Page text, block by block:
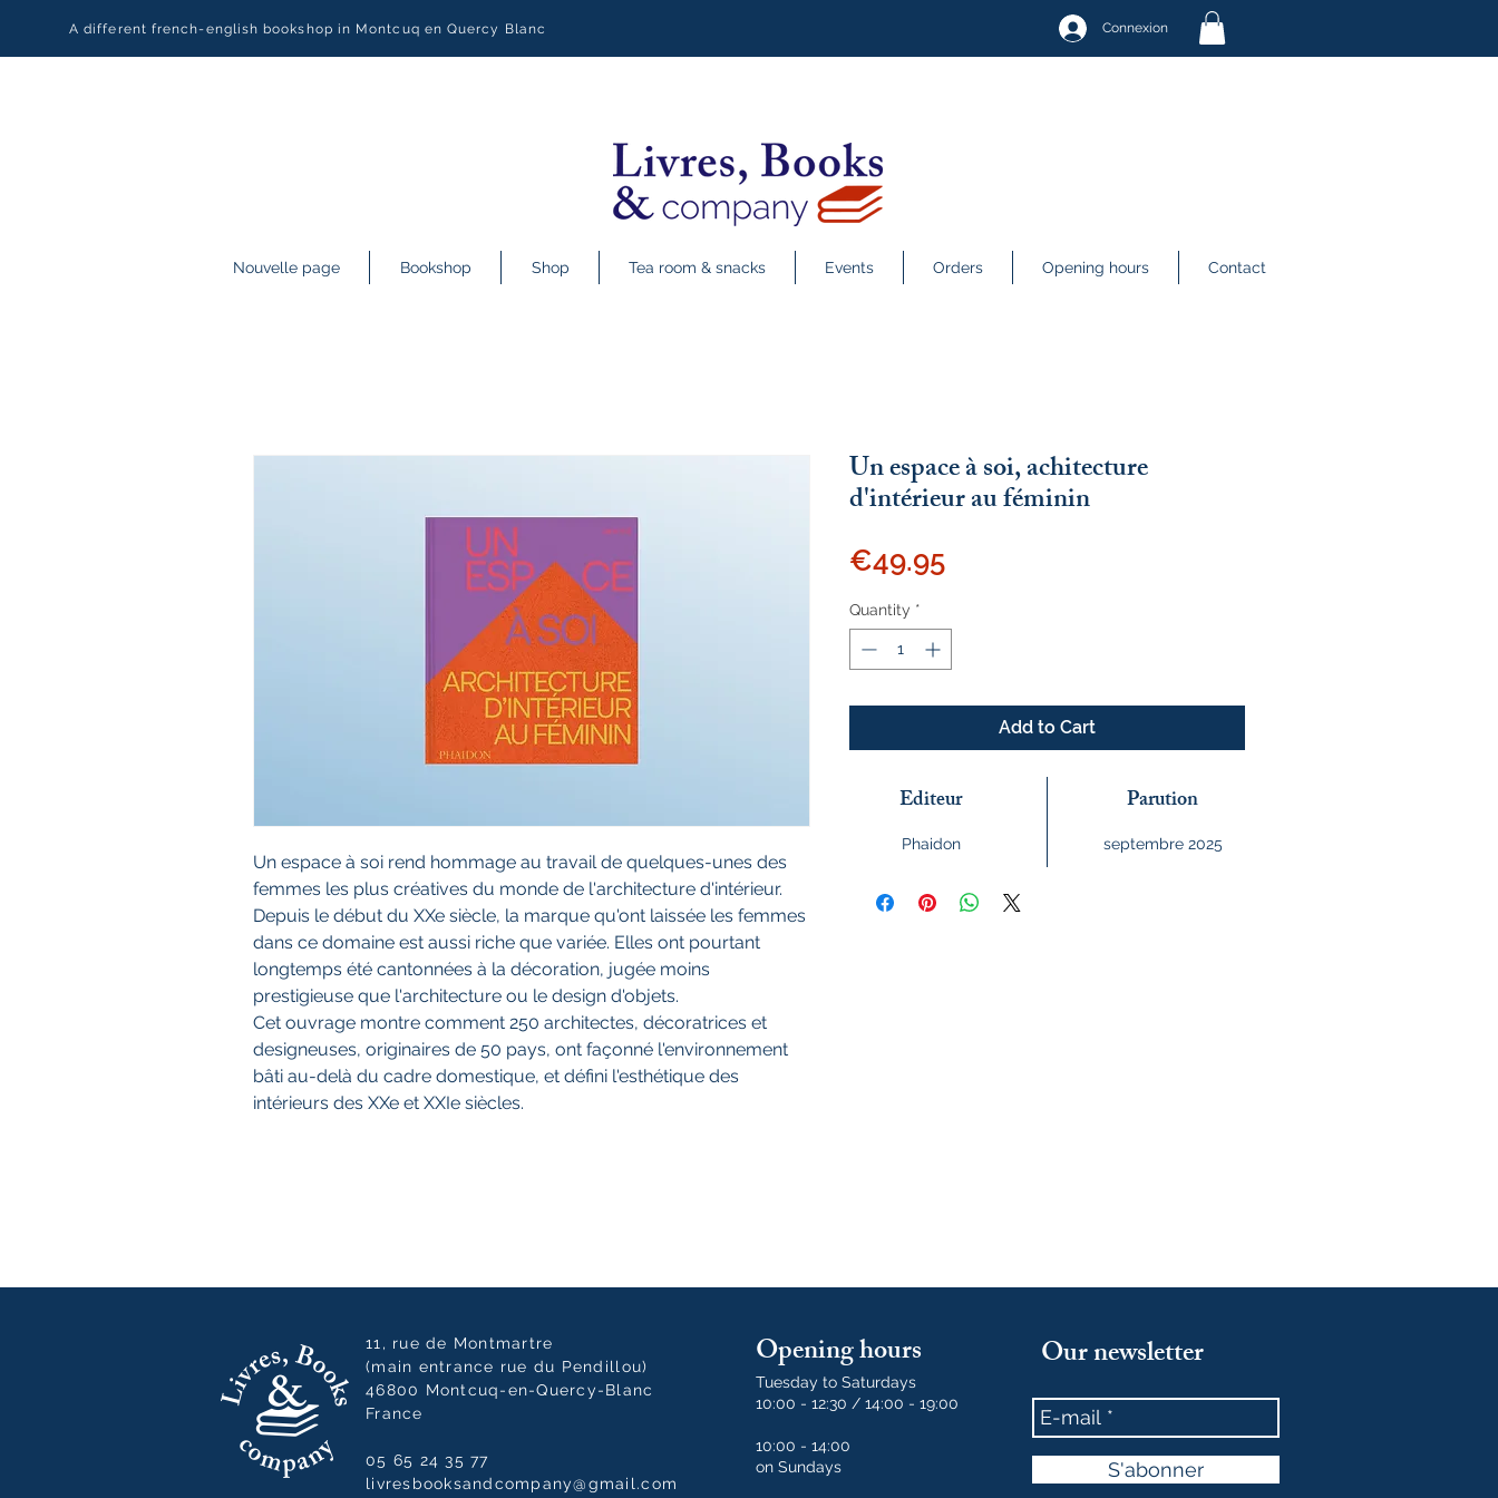
A different french-english bookshop in Montcuq en Quercy Blanc Connexion
Nouvelle page Bookshop Shop Tea room & snacks Events Orders Opening hours Contact
Un espace à soi rend hommage au travail de quelques-unes des
femmes les plus créatives du monde de l'architecture d'intérieur.
Depuis le début du XXe siècle, la marque qu'ont laissée les femmes
dans ce domaine est aussi riche que variée. Elles ont pourtant
longtemps été cantonnées à la décoration, jugée moins
prestigieuse que l'architecture ou le design d'objets.
Cet ouvrage montre comment 250 architectes, décoratrices et
designeuses, originaires de 50 pays, ont façonné l'environnement
bâti au-delà du cadre domestique, et défini l'esthétique des
intérieurs des XXe et XXIe siècles.
Un espace à soi, achitecture
d'intérieur au féminin
€49.95Price
Quantity *
Add to Cart
Editeur
Phaidon
Parution
septembre 2025
11, rue de Montmartre
(main entrance rue du Pendillou)
46800 Montcuq-en-Quercy-Blanc
France
05 65 24 35 77
livresbooksandcompany@gmail.com
Opening hours
Tuesday to Saturdays
10:00 - 12:30 / 14:00 - 19:00
10:00 - 14:00
on Sundays
Our newsletter
S'abonner